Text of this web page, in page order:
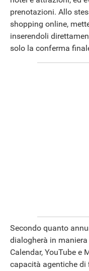
prenotazioni. Allo
shopping online,
inserendoli
solo la conferma
Secondo quanto
dialogherà in
Calendar, YouTube e
capacità agentiche di